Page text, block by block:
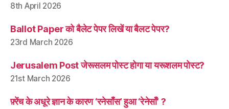
8th April 2026
Ballot Paper को बैलेट पेपर लिखें या बैलट पेपर?
23rd March 2026
Jerusalem Post जेरूसलम पोस्ट होगा या यरूशलम पोस्ट?
21st March 2026
फ़्रेंच के अधूरे ज्ञान के कारण ‘रनेसाँस’ हुआ ‘रेनेसाँ’ ?